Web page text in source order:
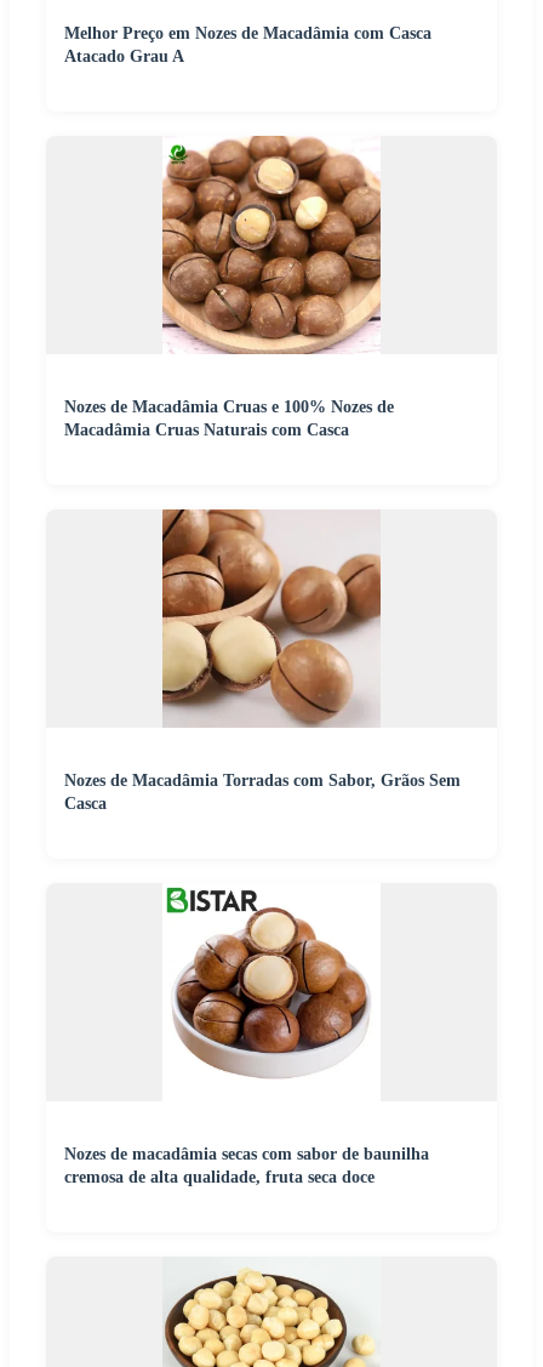
Melhor Preço em Nozes de Macadâmia com Casca
Atacado Grau A
Nozes de Macadâmia Cruas e 100% Nozes de
Macadâmia Cruas Naturais com Casca
Nozes de Macadâmia Torradas com Sabor, Grãos Sem
Casca
Nozes de macadâmia secas com sabor de baunilha
cremosa de alta qualidade, fruta seca doce